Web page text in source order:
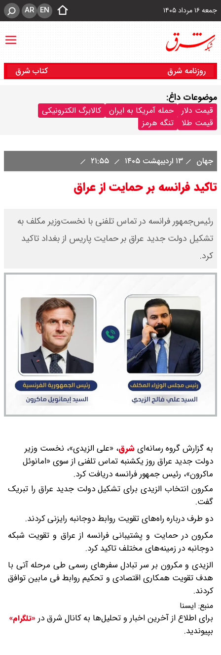
جمعه ۱۶ مرداد ۱۴۰۵ EN
AR
روزنامه شرق کتاب شرق
موضوعات داغ:
قیمت دلار حمله آمریکا به ایران
کالابرگ الکترونیکی
قیمت طلا
تنگه هرمز
جهان ۱۳ اردیبهشت ۱۴۰۵
تاکید فرانسه بر حمایت از عراق
رئیس‌جمهور فرانسه در تماس تلفنی با نخست‌وزیر مکلف به
تشکیل دولت جدید عراق بر حمایت پاریس از بغداد تاکید
کرد.
به گزارش گروه رسانه‌ایشرق، «علی الزیدی»، نخست وزیر
دولت جدید عراق روز یکشنبه تماس تلفنی از سوی «امانوئل
ماکرون»، رئیس جمهور فرانسه دریافت کرد.
مکرون انتخاب الزیدی برای تشکیل دولت جدید عراق را تبریک
گفت.
دو طرف درباره راه‌های تقویت روابط دوجانبه رایزنی کردند.
مکرون در حمایت و پشتیبانی فرانسه از عراق و تقویت شبکه
دوجانبه در زمینه‌های مختلف تاکید کرد.
الزیدی و مکرون بر سر تبادل سفرهای رسمی طی مرحله آتی با
هدف تقویت همکاری اقتصادی و تحکیم روابط فی مابین توافق
کردند.
منبع: ايسنا
برای اطلاع از آخرین اخبار و تحلیل‌ها به کانال شرق در «تلگرام»
بپیوندید.